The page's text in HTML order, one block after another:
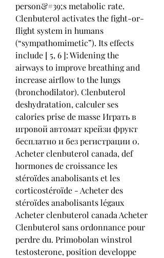
person&#39;s metabolic rate.
Clenbuterol activates the fight-or-
flight system in humans
(“sympathomimetic”). Its effects
include [ 5, 6 ]: Widening the
airways to improve breathing and
increase airflow to the lungs
(bronchodilator). Clenbuterol
deshydratation, calculer ses
calories prise de masse Играть в
игровой автомат крейзи фрукт
бесплатно и без регистрации 0.
Acheter clenbuterol canada, def
hormones de croissance les
stéroïdes anabolisants et les
corticostéroïde - Acheter des
stéroïdes anabolisants légaux
Acheter clenbuterol canada Acheter
Clenbuterol sans ordonnance pour
perdre du. Primobolan winstrol
testosterone, position developpe